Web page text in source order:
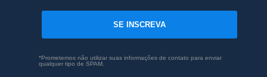
SE INSCREVA
*Prometemos não utilizar suas informações de contato para enviar
qualquer tipo de SPAM.